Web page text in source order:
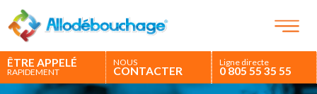
ÊTRE APPELÉ
RAPIDEMENT
NOUS
CONTACTER
Ligne directe
0 805 55 35 55